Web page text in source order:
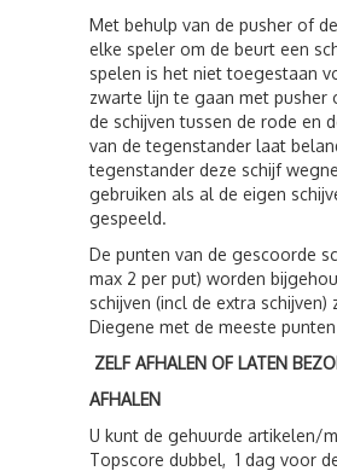
Met behulp van de pusher of
elke speler om de beurt een
spelen is het niet toegestaan
zwarte lijn te gaan met pusher
de schijven tussen de rode en
van de tegenstander laat
tegenstander deze schijf
gebruiken als al de eigen
gespeeld.
De punten van de gescoorde
max 2 per put) worden
schijven (incl de extra schijven)
Diegene met de meeste
ZELF AFHALEN OF LATEN
AFHALEN
U kunt de gehuurde artikelen/
Topscore dubbel, 1 dag voor